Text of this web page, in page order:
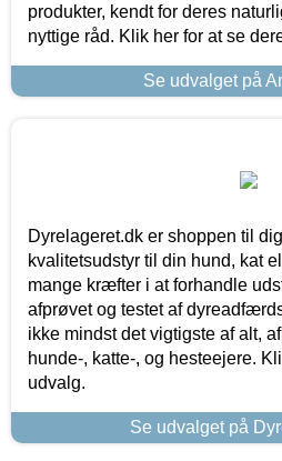
produkter, kendt for deres
nyttige råd. Klik her for at se
Se udvalget på
Dyrelageret.dk er shoppen til
kvalitetsudstyr til din hund, kat
mange kræfter i at forhandle
afprøvet og testet af
ikke mindst det vigtigste af alt,
hunde-, katte-, og hesteejere.
udvalg.
Se udvalget på